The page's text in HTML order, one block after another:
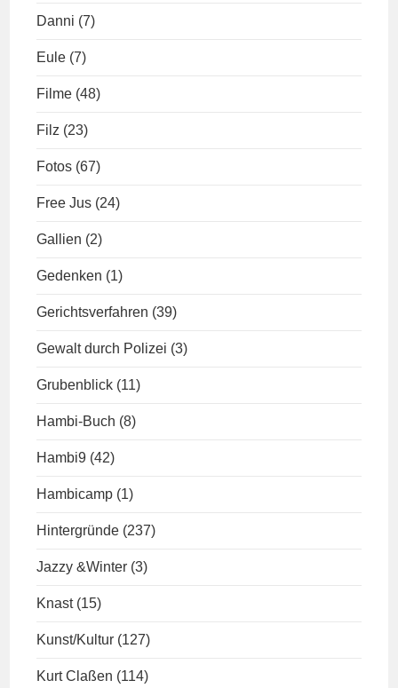
Danni (7)
Eule (7)
Filme (48)
Filz (23)
Fotos (67)
Free Jus (24)
Gallien (2)
Gedenken (1)
Gerichtsverfahren (39)
Gewalt durch Polizei (3)
Grubenblick (11)
Hambi-Buch (8)
Hambi9 (42)
Hambicamp (1)
Hintergründe (237)
Jazzy &Winter (3)
Knast (15)
Kunst/Kultur (127)
Kurt Claßen (114)